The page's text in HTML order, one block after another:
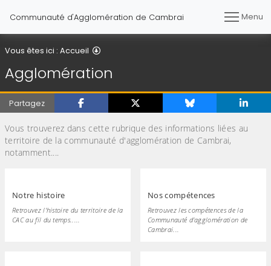
Communauté d'Agglomération de Cambrai Menu
Vous êtes ici : Accueil
Agglomération
Partagez
Vous trouverez dans cette rubrique des informations liées au
territoire de la communauté d'agglomération de Cambrai,
notamment....
Notre histoire
Retrouvez l'histoire du territoire de la
CAC au fil du temps.....
Nos compétences
Retrouvez les compétences de la
Communauté d'agglomération de
Cambrai...